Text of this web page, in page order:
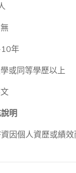
無
年
或同等學歷以上
明
因個人資歷或績